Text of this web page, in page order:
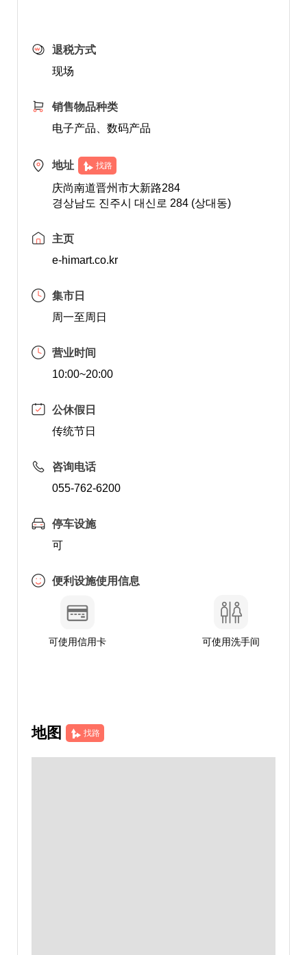
退税方式
现场
销售物品种类
电子产品、数码产品
地址 找路
庆尚南道晋州市大新路284
경상남도 진주시 대신로 284 (상대동)
主页
e-himart.co.kr
集市日
周一至周日
营业时间
10:00~20:00
公休假日
传统节日
咨询电话
055-762-6200
停车设施
可
便利设施使用信息
可使用信用卡 可使用洗手间
地图 找路